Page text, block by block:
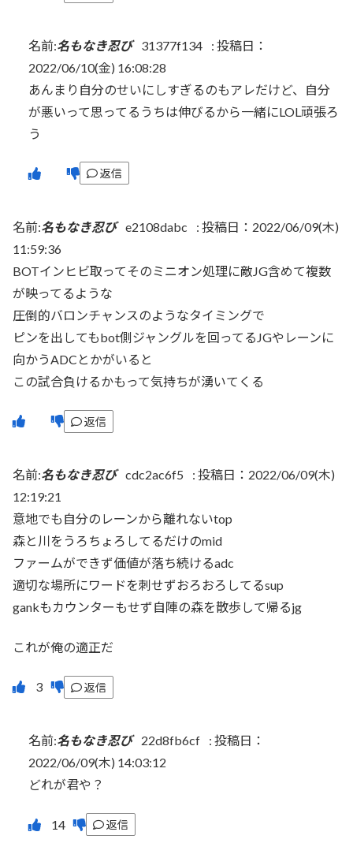
名前:名もなき忍び 31377f134 : 投稿日：
2022/06/10(金) 16:08:28
あんまり自分のせいにしすぎるのもアレだけど、自分
が悪いって思ってるうちは伸びるから一緒にLOL頑張ろ
う
返信
名前:名もなき忍び e2108dabc : 投稿日：2022/06/09(木)
11:59:36
BOTインヒビ取ってそのミニオン処理に敵JG含めて複数
が映ってるような
圧倒的バロンチャンスのようなタイミングで
ピンを出してもbot側ジャングルを回ってるJGやレーンに
向かうADCとかがいると
この試合負けるかもって気持ちが湧いてくる
返信
名前:名もなき忍び cdc2ac6f5 : 投稿日：2022/06/09(木)
12:19:21
意地でも自分のレーンから離れないtop
森と川をうろちょろしてるだけのmid
ファームができず価値が落ち続けるadc
適切な場所にワードを刺せずおろおろしてるsup
gankもカウンターもせず自陣の森を散歩して帰るjg
これが俺の適正だ
返信
名前:名もなき忍び 22d8fb6cf : 投稿日：
2022/06/09(木) 14:03:12
どれが君や？
返信